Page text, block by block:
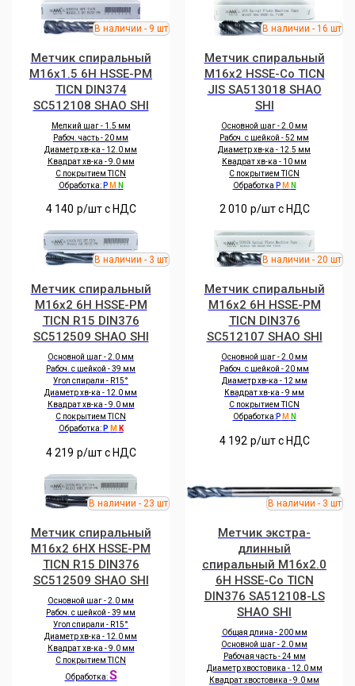
Метчик спиральный
M16x1.5 6H HSSE-PM
TICN DIN374
SC512108 SHAO SHI
Мелкий шаг - 1.5 мм
Рабоч. часть - 20 мм
Диаметр хв-ка - 12.0 мм
Квадрат хв-ка - 9.0 мм
С покрытием TICN
Обработка: P M N
4 140 р/шт c НДС
Метчик спиральный
M16x2 HSSE-Co TICN
JIS SA513018 SHAO
SHI
Основной шаг - 2.0 мм
Рабоч. с шейкой - 52 мм
Диаметр хв-ка - 12.5 мм
Квадрат хв-ка - 10 мм
С покрытием TICN
Обработка P M N
2 010 р/шт c НДС
Метчик спиральный
M16x2 6H HSSE-PM
TICN R15 DIN376
SC512509 SHAO SHI
Основной шаг - 2.0 мм
Рабоч. с шейкой - 39 мм
Угол спирали - R15°
Диаметр хв-ка - 12.0 мм
Квадрат хв-ка - 9.0 мм
С покрытием TICN
Обработка: P M K
4 219 р/шт c НДС
Метчик спиральный
M16x2 6H HSSE-PM
TICN DIN376
SC512107 SHAO SHI
Основной шаг - 2.0 мм
Рабоч. с шейкой - 20 мм
Диаметр хв-ка - 12 мм
Квадрат хв-ка - 9 мм
С покрытием TICN
Обработка:P M N
4 192 р/шт c НДС
Метчик спиральный
M16x2 6HX HSSE-PM
TICN R15 DIN376
SC512509 SHAO SHI
Основной шаг - 2.0 мм
Рабоч. с шейкой - 39 мм
Угол спирали - R15°
Диаметр хв-ка - 12.0 мм
Квадрат хв-ка - 9.0 мм
С покрытием TICN
Обработка:S
Метчик экстра-
длинный
спиральный M16x2.0
6H HSSE-Co TICN
DIN376 SA512108-LS
SHAO SHI
Общая длина - 200 мм
Основной шаг - 2.0 мм
Рабочая часть - 24 мм
Диаметр хвостовика - 12.0 мм
Квадрат хвостовика - 9.0 мм